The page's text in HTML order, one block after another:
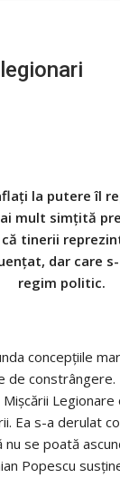
la putere îl
mult simţită
tinerii
dar care
regim politic.
con­cepţiile
de
Ea s-a derulat
nu se poată
Popescu